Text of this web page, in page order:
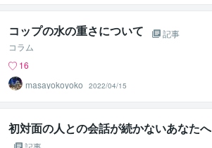
コップの水の重さについて
記事
コラム
16
masayokoyoko
2022/04/15
初対面の人との会話が続かないあなたへ